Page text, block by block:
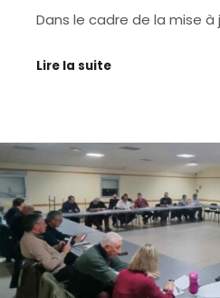
Dans le cadre de la mise
Lire la suite